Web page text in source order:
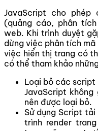
JavaScript cho
(quảng cáo, phân
web. Khi trình duyệt
dừng việc phân tích
việc hiển thị trang có
có thể tham khảo
Loại bỏ các script
JavaScript
nên được loại bỏ.
Sử dụng Script
trình render